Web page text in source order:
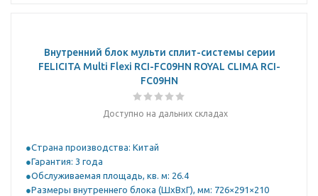
Внутренний блок мульти сплит-системы серии
FELICITA Multi Flexi RCI-FС09HN ROYAL CLIMA RCI-
FС09HN
Доступно на дальних складах
Страна производства: Китай
Гарантия: 3 года
Обслуживаемая площадь, кв. м: 26.4
Размеры внутреннего блока (ШхВхГ), мм: 726×291×210